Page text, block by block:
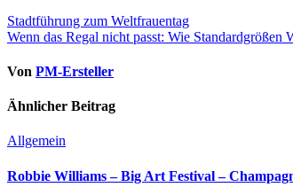
Beitragsnavigation
Stadtführung zum Weltfrauentag
Wenn das Regal nicht passt: Wie
Von PM-Ersteller
Ähnlicher Beitrag
Allgemein
Robbie Williams – Big Art Festival –